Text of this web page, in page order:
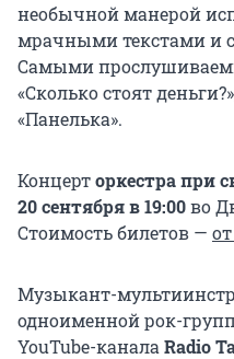
необычной манерой
мрачными текстами и
Самыми
«Сколько стоят
«Панелька».
Концерторкестра при
20 сентября в 19:00во
Стоимость билетов —
Музыкант-
одноименной рок-
YouTube-канала Radio